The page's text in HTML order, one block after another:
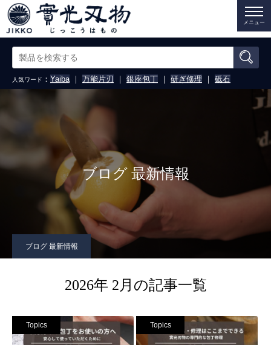
メニュー
人気ワード ： Yaiba｜ 万能片刃 ｜ 銀座包丁 ｜ 研ぎ修理 ｜ 砥石
ブログ 最新情報
ブログ 最新情報
2026年 2月の記事一覧
Topics Topics